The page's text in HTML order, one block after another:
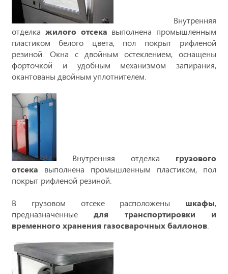
Внутренняя
отделка жилого отсека выполнена промышленным
пластиком белого цвета, пол покрыт рифленой
резиной. Окна с двойным остеклением, оснащены
форточкой и удобным механизмом запирания,
окантованы двойным уплотнителем.
Внутренняя отделка грузового
отсека выполнена промышленным пластиком, пол
покрыт рифленой резиной.
В грузовом отсеке расположены шкафы,
предназначенныедля транспортировки и
временного хранения газосварочных баллонов